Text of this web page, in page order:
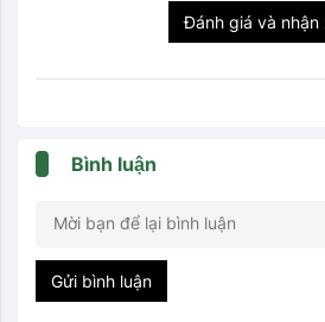
Đánh giá và nhận
Bình luận
Gửi bình luận